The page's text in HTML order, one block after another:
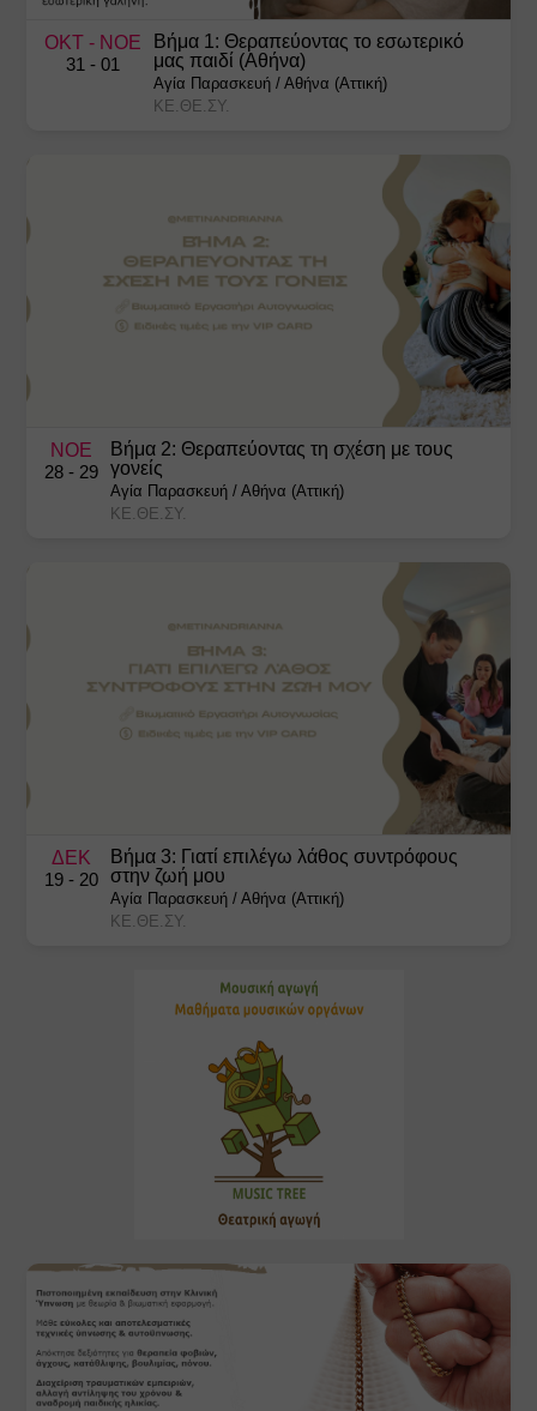
ΟΚΤ
- ΝΟΕ
31 - 01
Βήμα 1: Θεραπεύοντας το εσωτερικό
μας παιδί (Αθήνα)
Αγία Παρασκευή /Αθήνα (Αττική)
ΚΕ.ΘΕ.ΣΥ.
ΝΟΕ
28 - 29
Βήμα 2: Θεραπεύοντας τη σχέση με τους
γονείς
Αγία Παρασκευή /Αθήνα (Αττική)
ΚΕ.ΘΕ.ΣΥ.
ΔΕΚ
19 - 20
Βήμα 3: Γιατί επιλέγω λάθος συντρόφους
στην ζωή μου
Αγία Παρασκευή /Αθήνα (Αττική)
ΚΕ.ΘΕ.ΣΥ.